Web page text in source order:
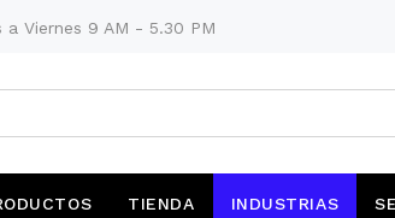
a Viernes 9 AM - 5.30 PM
TIENDA INDUSTRIAS